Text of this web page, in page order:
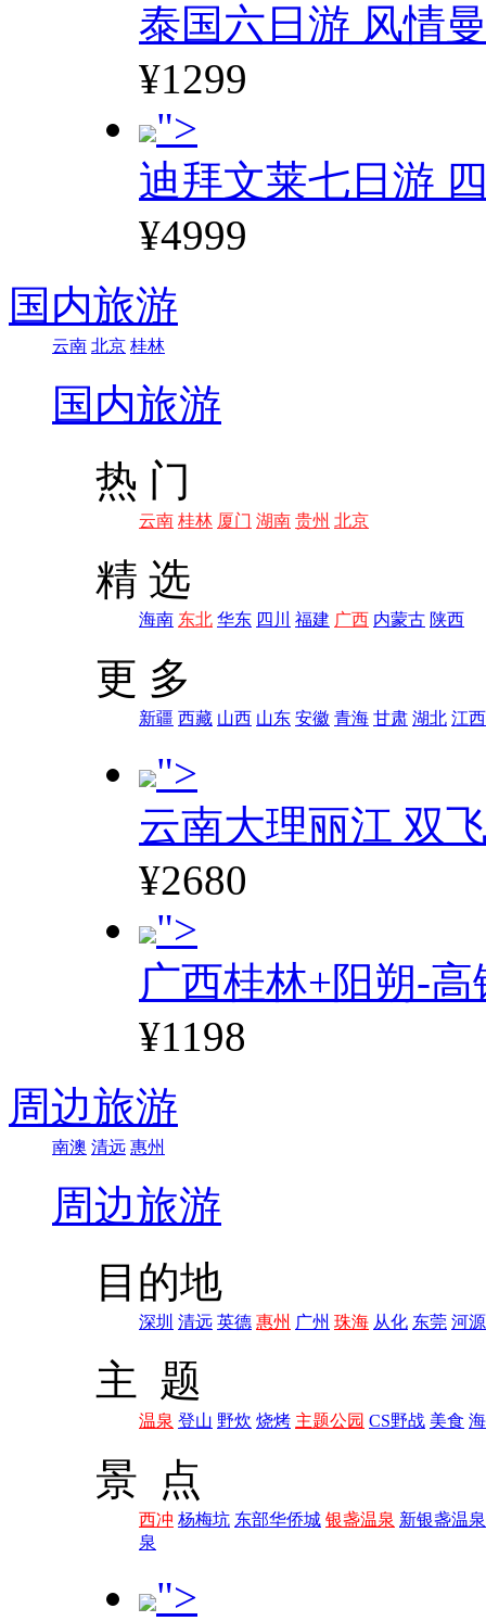
泰国六日游 风情
¥1299
">
迪拜文莱七日游
¥4999
国内旅游
云南 北京 桂林
国内旅游
热 门
云南 桂林 厦门 湖南 贵州 北京
精 选
海南 东北 华东 四川 福建 广西 内蒙古 陕西
更 多
新疆 西藏 山西 山东 安徽 青海 甘肃 湖北 江西
">
云南大理丽江 双
¥2680
">
广西桂林+阳朔-高
¥1198
周边旅游
南澳 清远 惠州
周边旅游
目的地
深圳 清远 英德 惠州 广州 珠海 从化 东莞 河源
主 题
温泉 登山 野炊 烧烤 主题公园 CS野战 美食
景 点
西冲 杨梅坑 东部华侨城 银盏温泉 新银盏温泉
泉
">